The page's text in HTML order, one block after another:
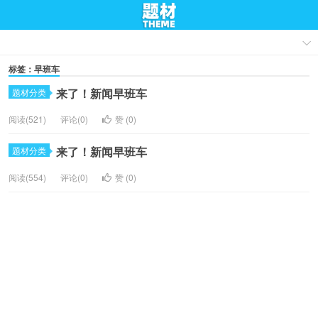
标签：早班车
题材分类 来了！新闻早班车
阅读(521) 评论(0) 赞 (0)
题材分类 来了！新闻早班车
阅读(554) 评论(0) 赞 (0)